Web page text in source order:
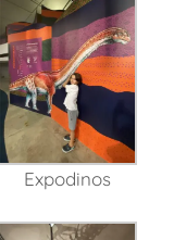
Expodinos